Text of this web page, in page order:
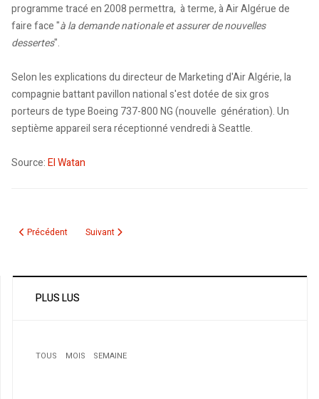
programme tracé en 2008 permettra, à terme, à Air Algérue de
faire face "à la demande nationale et assurer de nouvelles
dessertes".
Selon les explications du directeur de Marketing d'Air Algérie, la
compagnie battant pavillon national s'est dotée de six gros
porteurs de type Boeing 737-800 NG (nouvelle génération). Un
septième appareil sera réceptionné vendredi à Seattle.
Source:El Watan
Article précédent : L'indice mondial 2011 de l'innovation : l'Algérie se
Précédent Article suivant : L'Épicerie Internationale Amine:
Suivant
PLUS LUS
TOUS MOIS
SEMAINE